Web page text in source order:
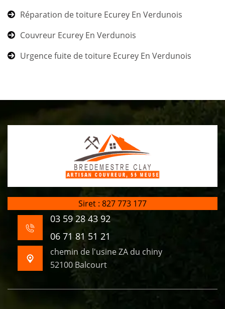
Réparation de toiture Ecurey En Verdunois
Couvreur Ecurey En Verdunois
Urgence fuite de toiture Ecurey En Verdunois
Siret : 827 773 177
03 59 28 43 92
06 71 81 51 21
chemin de l'usine ZA du chiny
52100 Balcourt